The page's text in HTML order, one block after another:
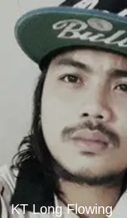
KT Long Flowing